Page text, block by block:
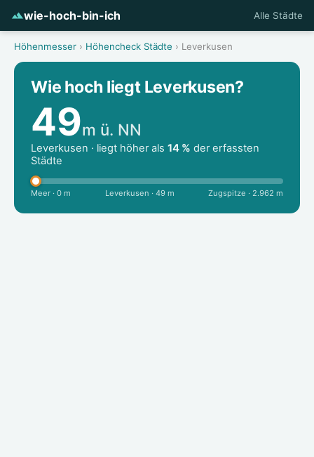
wie-hoch-bin-ich Alle Städte
Höhenmesser › Höhencheck Städte › Leverkusen
Wie hoch liegt Leverkusen?
49m ü. NN
Leverkusen · liegt höher als 14 % der erfassten
Städte
Meer · 0 m Leverkusen · 49 m Zugspitze · 2.962 m